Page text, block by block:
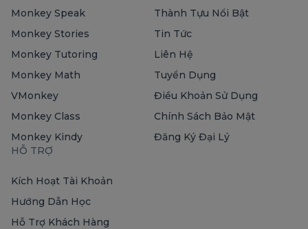
Monkey Speak
Monkey Stories
Monkey Tutoring
Monkey Math
VMonkey
Monkey Class
Monkey Kindy
Thành Tựu Nổi Bật
Tin Tức
Liên Hệ
Tuyển Dụng
Điều Khoản Sử Dụng
Chính Sách Bảo Mật
Đăng Ký Đại Lý
HỖ TRỢ
Kích Hoạt Tài Khoản
Hướng Dẫn Học
Hỗ Trợ Khách Hàng